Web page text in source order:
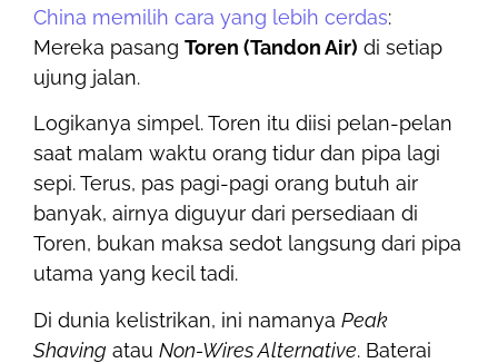
China memilih cara yang lebih cerdas:
Mereka pasang Toren (Tandon Air) di setiap
ujung jalan.
Logikanya simpel. Toren itu diisi pelan-pelan
saat malam waktu orang tidur dan pipa lagi
sepi. Terus, pas pagi-pagi orang butuh air
banyak, airnya diguyur dari persediaan di
Toren, bukan maksa sedot langsung dari pipa
utama yang kecil tadi.
Di dunia kelistrikan, ini namanya Peak
Shaving atau Non-Wires Alternative. Baterai